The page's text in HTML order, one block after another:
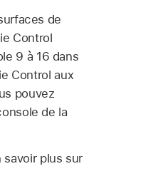
de
Control
9 à 16 dans
Control aux
pouvez
de la
savoir plus sur